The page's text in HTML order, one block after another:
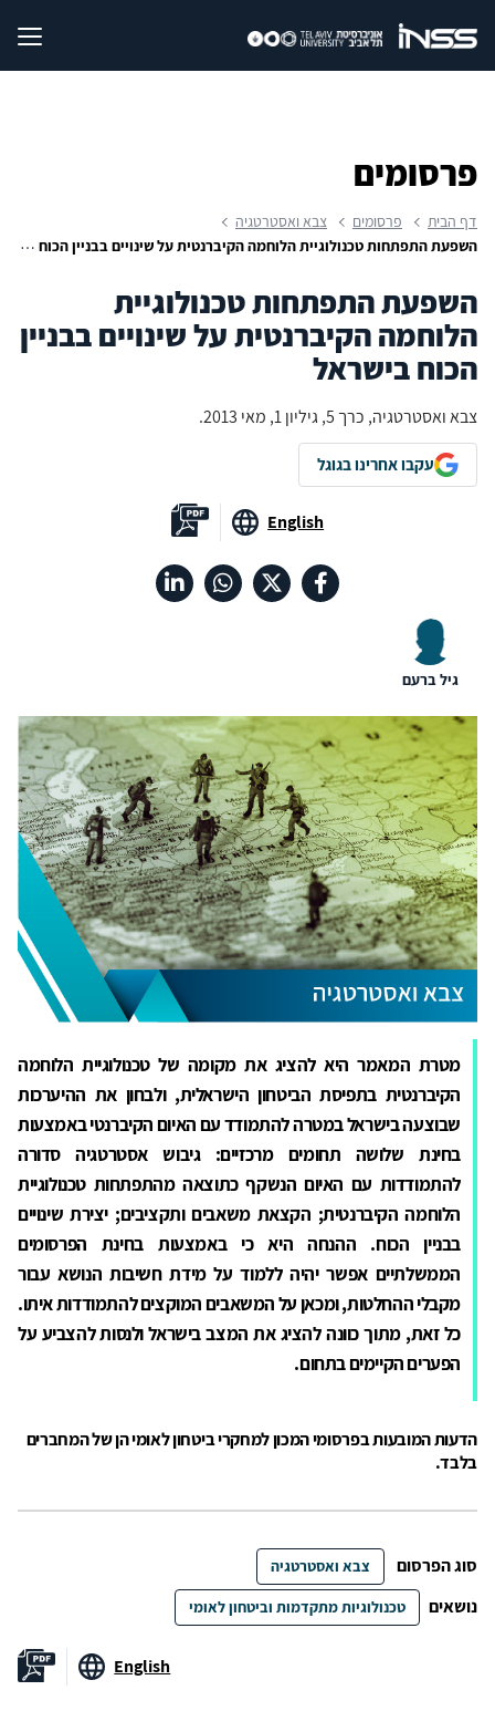
פרסומים
דף הבית פרסומים
צבא ואסטרטגיה
השפעת התפתחות טכנולוגיית הלוחמה הקיברנטית על שינויים בבניין הכוח בישראל
השפעת התפתחות טכנולוגיית
הלוחמה הקיברנטית על שינויים בבניין
הכוח בישראל
צבא ואסטרטגיה, כרך 5, גיליון 1, מאי 2013.
עקבו אחרינו בגוגל
English
גיל ברעם
מטרת המאמר היא להציג את מקומה של טכנולוגיית הלוחמה
הקיברנטית בתפיסת הביטחון הישראלית, ולבחון את ההיערכות
שבוצעה בישראל במטרה להתמודד עם האיום הקיברנטי באמצעות
בחינת שלושה תחומים מרכזיים: גיבוש אסטרטגיה סדורה
להתמודדות עם האיום הנשקף כתוצאה מהתפתחות טכנולוגיית
הלוחמה הקיברנטית; הקצאת משאבים ותקציבים; יצירת שינויים
בבניין הכוח. ההנחה היא כי באמצעות בחינת הפרסומים
הממשלתיים אפשר יהיה ללמוד על מידת חשיבות הנושא עבור
מקבלי ההחלטות, ומכאן על המשאבים המוקצים להתמודדות איתו.
כל זאת, מתוך כוונה להציג את המצב בישראל ולנסות להצביע על
הפערים הקיימים בתחום.
הדעות המובעות בפרסומי המכון למחקרי ביטחון לאומי הן של המחברים
בלבד.
סוג הפרסום צבא ואסטרטגיה
נושאים טכנולוגיות מתקדמות וביטחון לאומי
English